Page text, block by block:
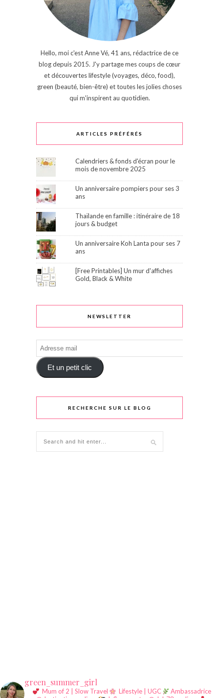
Hello, moi c'est Anne Vé, 41 ans, rédactrice de ce
blog depuis 2015. J'y partage mes coups de cœur
et découvertes lifestyle (voyages, déco, food),
green (beauté, bien-être) et toutes les jolies choses
qui m'inspirent au quotidien.
ARTICLES PRÉFÉRÉS
Calendriers & fonds d'écran pour le
mois de novembre 2025
Un anniversaire pompiers pour ses 3
ans
Thaïlande en famille : itinéraire de 18
jours & budget
Un anniversaire Koh Lanta pour ses 7
ans
[Free Printables] Un mur d'affiches
Gold, Black & White
NEWSLETTER
Adresse
mail
Et un petit clic
RECHERCHE SUR LE BLOG
green_summer_girl
Mum of 2 | Slow Travel Lifestyle | UGC
Ambassadrice